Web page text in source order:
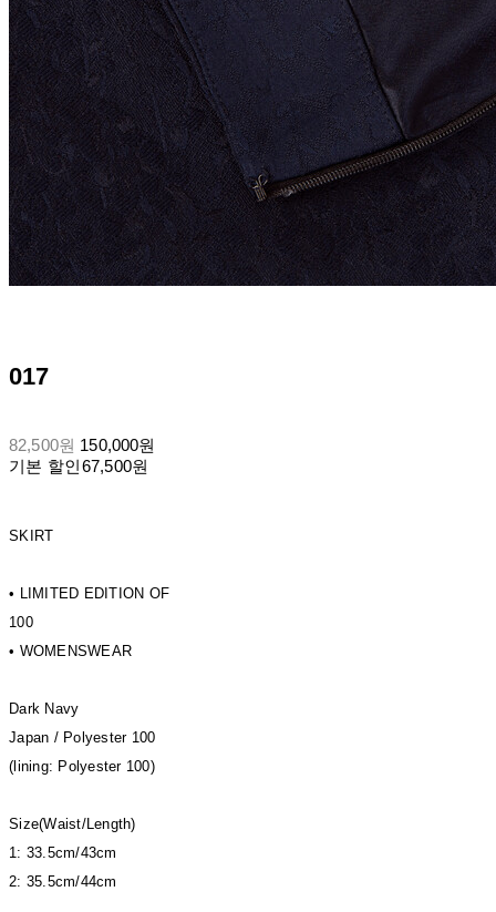
017
82,500원 150,000원
기본 할인67,500원
SKIRT
• LIMITED EDITION OF
100
• WOMENSWEAR
Dark Navy
Japan / Polyester 100
(lining: Polyester 100)
Size(Waist/Length)
1: 33.5cm/43cm
2: 35.5cm/44cm